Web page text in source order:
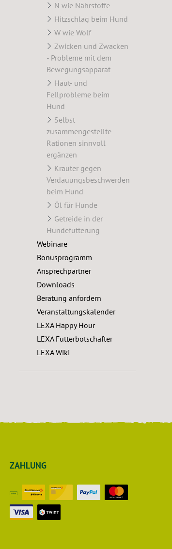
N wie Nährstoffe
Hitzschlag beim Hund
W wie Wolf
Zwicken und Zwacken
- Probleme mit dem
Bewegungsapparat
Haut- und
Fellprobleme beim
Hund
Selbst
zusammengestellte
Rationen sinnvoll
ergänzen
Kräuter gegen
Verdauungsbeschwerden
beim Hund
Öl für Hunde
Getreide in der
Hundefütterung
Webinare
Bonusprogramm
Ansprechpartner
Downloads
Beratung anfordern
Veranstaltungskalender
LEXA Happy Hour
LEXA Futterbotschafter
LEXA Wiki
ZAHLUNG